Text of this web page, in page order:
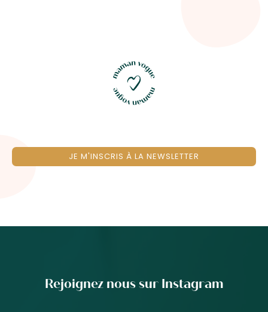
JE M'INSCRIS À LA NEWSLETTER
Rejoignez nous sur Instagram